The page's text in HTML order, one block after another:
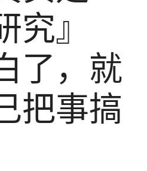
究』
，就
把事搞